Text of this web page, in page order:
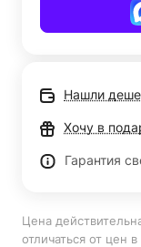
Нашли
Хочу в
Гарантия
Цена
отличаться от цен